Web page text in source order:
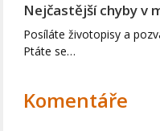
Nejčastější chyby v
Posíláte životopisy a
Ptáte se…
Komentáře